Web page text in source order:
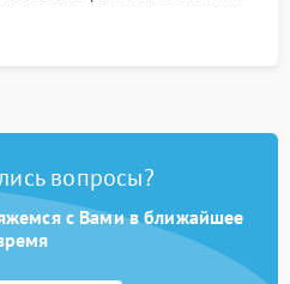
вопросы?
с Вами в ближайшее